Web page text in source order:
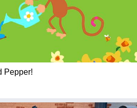
Pepper!